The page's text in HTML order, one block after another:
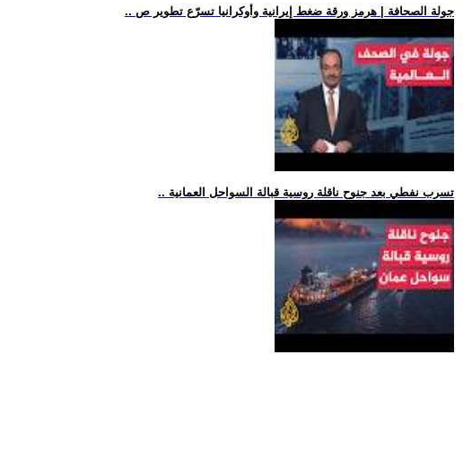
.. جولة الصحافة | هرمز ورقة ضغط إيرانية وأوكرانيا تسرّع تطوير ص
.. تسرب نفطي بعد جنوح ناقلة روسية قبالة السواحل العمانية